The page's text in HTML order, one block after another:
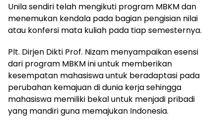
Unila sendiri telah mengikuti program MBKM dan
menemukan kendala pada bagian pengisian nilai
atau konfersi mata kuliah pada tiap semesternya.
Plt. Dirjen Dikti Prof. Nizam menyampaikan esensi
dari program MBKM ini untuk memberikan
kesempatan mahasiswa untuk beradaptasi pada
perubahan kemajuan di dunia kerja sehingga
mahasiswa memiliki bekal untuk menjadi pribadi
yang mandiri guna memajukan Indonesia.